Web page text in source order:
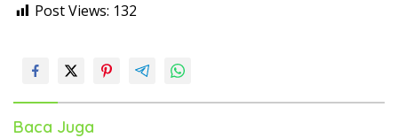
Post Views: 132
Baca Juga